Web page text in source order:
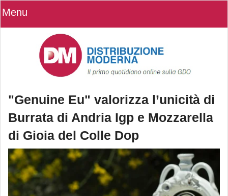
Menu
"Genuine Eu" valorizza l’unicità di
Burrata di Andria Igp e Mozzarella
di Gioia del Colle Dop